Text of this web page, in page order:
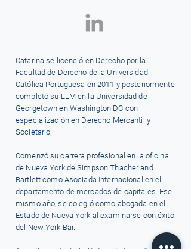
Catarina se licenció en Derecho por la
Facultad de Derecho de la Universidad
Católica Portuguesa en 2011 y posteriormente
completó su LLM en la Universidad de
Georgetown en Washington DC con
especialización en Derecho Mercantil y
Societario.
Comenzó su carrera profesional en la oficina
de Nueva York de Simpson Thacher and
Bartlett como Asociada Internacional en el
departamento de mercados de capitales. Ese
mismo año, se colegió como abogada en el
Estado de Nueva York al examinarse con éxito
del New York Bar.